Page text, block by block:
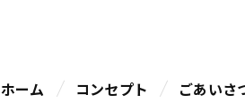
ホーム コンセプト ごあいさ